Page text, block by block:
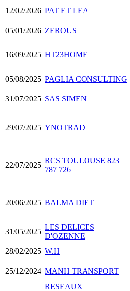
12/02/2026 PAT ET LEA
05/01/2026 ZEROUS
16/09/2025 HT23HOME
05/08/2025 PAGLIA CONSULTING
31/07/2025 SAS SIMEN
29/07/2025 YNOTRAD
22/07/2025
RCS TOULOUSE 823
787 726
20/06/2025 BALMA DIET
31/05/2025
LES DELICES
D'OZENNE
28/02/2025 W.H
25/12/2024 MANH TRANSPORT
RESEAUX